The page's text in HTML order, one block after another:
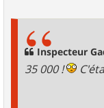
Inspecteur
35 000 !